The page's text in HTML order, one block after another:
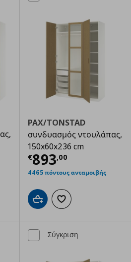
€ 1413,00
PAX/TONSTAD
συνδυασμός ντουλάπας,
150x60x236 cm
€893,00
Τρέχουσα
4465 πόντους ανταμοιβής
Προσθήκη στο καλάθι
Προσθήκη στα
Σύγκριση